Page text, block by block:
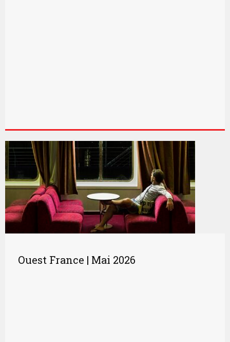
Ouest France | Mai 2026